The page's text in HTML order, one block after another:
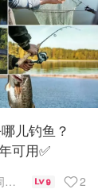
儿钓鱼？
可用✅
America周末快讯 9 2